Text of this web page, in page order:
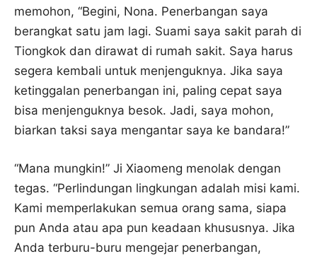
memohon, “Begini, Nona. Penerbangan saya
berangkat satu jam lagi. Suami saya sakit parah di
Tiongkok dan dirawat di rumah sakit. Saya harus
segera kembali untuk menjenguknya. Jika saya
ketinggalan penerbangan ini, paling cepat saya
bisa menjenguknya besok. Jadi, saya mohon,
biarkan taksi saya mengantar saya ke bandara!”
“Mana mungkin!” Ji Xiaomeng menolak dengan
tegas. “Perlindungan lingkungan adalah misi kami.
Kami memperlakukan semua orang sama, siapa
pun Anda atau apa pun keadaan khususnya. Jika
Anda terburu-buru mengejar penerbangan,